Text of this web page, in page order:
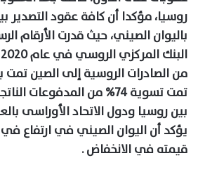
روسيا، مؤكدا أن كافة عقود التصدير
باليوان الصيني، حيث قدرت الأرقام
من الصادرات الروسية إلى الصين تمت
تمت تسوية 74% من المدفوعات
بين روسيا ودول الاتحاد الأوراسى
يؤكد أن اليوان الصيني في ارتفاع في
قيمته في الانخفاض .